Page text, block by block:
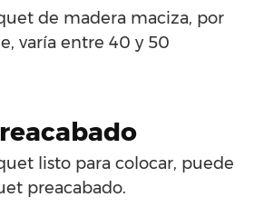
de madera maciza, por
varía entre 40 y 50
listo para colocar, puede
preacabado.